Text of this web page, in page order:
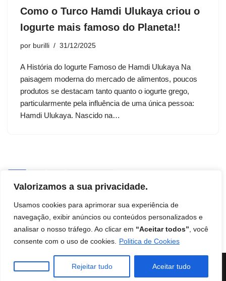
Valorizamos a sua privacidade.
Usamos cookies para aprimorar sua experiência de
navegação, exibir anúncios ou conteúdos personalizados e
analisar o nosso tráfego. Ao clicar em “Aceitar todos” , você
consente com o uso de cookies.
Politica de Cookies
Rejeitar tudo Aceitar tudo
Como o Turco Hamdi Ulukaya criou o
Iogurte mais famoso do Planeta!!
por burilli 31/12/2025
A História do Iogurte Famoso de Hamdi Ulukaya Na
paisagem moderna do mercado de alimentos, poucos
produtos se destacam tanto quanto o iogurte grego,
particularmente pela influência de uma única pessoa:
Hamdi Ulukaya. Nascido na…
Início Contato Termos de uso
Disclaimer
Política de Privacidade
Livro: Insights Ocultos do Reino
Instituto Mentes de Sucesso | Burilli